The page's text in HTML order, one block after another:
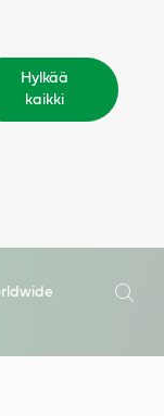
Hylkää
kaikki
Hae